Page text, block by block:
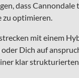
dass
optimieren.
mit einem
Dich auf
klar